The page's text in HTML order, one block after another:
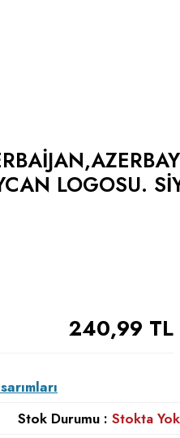
LOGOSU.
240,99 TL
Stok Durumu : Stokta Yok